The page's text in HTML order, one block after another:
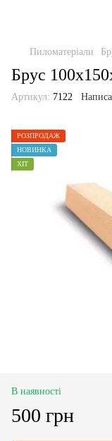
Пиломатеріали
Брус
Артикул: 7122
РОЗПРОДАЖ
НОВИНКА
ХІТ
В наявності
500 грн